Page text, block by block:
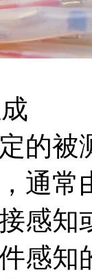
的被
通常
感知
感知